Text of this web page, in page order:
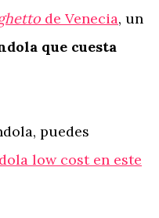
de Venecia, un
que cuesta
puedes
low cost en este